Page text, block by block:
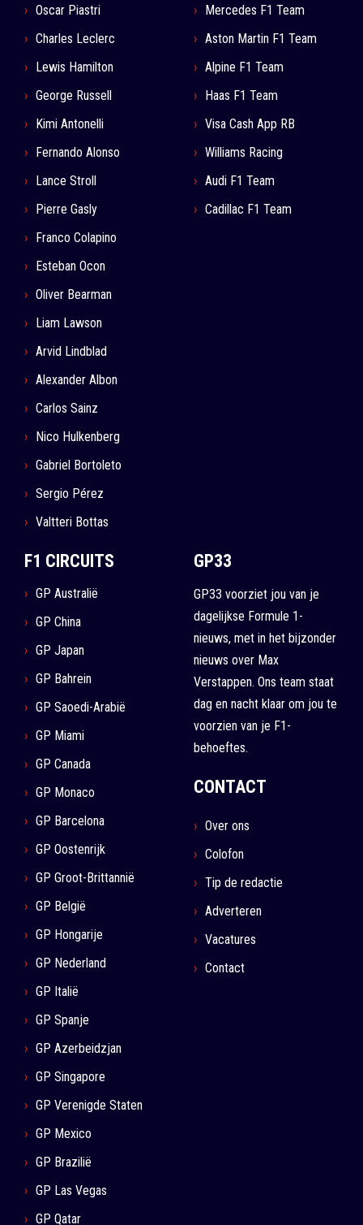
Oscar Piastri
Charles Leclerc
Lewis Hamilton
George Russell
Kimi Antonelli
Fernando Alonso
Lance Stroll
Pierre Gasly
Franco Colapino
Esteban Ocon
Oliver Bearman
Liam Lawson
Arvid Lindblad
Alexander Albon
Carlos Sainz
Nico Hulkenberg
Gabriel Bortoleto
Sergio Pérez
Valtteri Bottas
Mercedes F1 Team
Aston Martin F1 Team
Alpine F1 Team
Haas F1 Team
Visa Cash App RB
Williams Racing
Audi F1 Team
Cadillac F1 Team
F1 CIRCUITS
GP Australië
GP China
GP Japan
GP Bahrein
GP Saoedi-Arabië
GP Miami
GP Canada
GP Monaco
GP Barcelona
GP Oostenrijk
GP Groot-Brittannië
GP België
GP Hongarije
GP Nederland
GP Italië
GP Spanje
GP Azerbeidzjan
GP Singapore
GP Verenigde Staten
GP Mexico
GP Brazilië
GP Las Vegas
GP Qatar
GP33
GP33 voorziet jou van je
dagelijkse Formule 1-
nieuws, met in het bijzonder
nieuws over Max
Verstappen. Ons team staat
dag en nacht klaar om jou te
voorzien van je F1-
behoeftes.
CONTACT
Over ons
Colofon
Tip de redactie
Adverteren
Vacatures
Contact